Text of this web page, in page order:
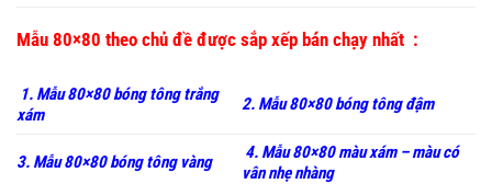
Mẫu 80×80 theo chủ đề được sắp xếp bán chạy nhất :
1. Mẫu 80×80 bóng tông trắng
xám
2. Mẫu 80×80 bóng tông đậm
3. Mẫu 80×80 bóng tông vàng
4. Mẫu 80×80 màu xám – màu có
vân nhẹ nhàng